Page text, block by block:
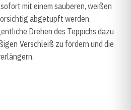
mit einem sauberen, weißen
abgetupft werden.
Drehen des Teppichs dazu
Verschleiß zu fördern und die